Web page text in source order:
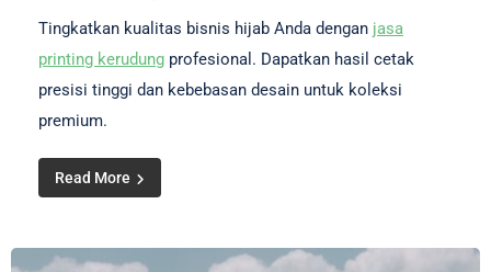
Tingkatkan kualitas bisnis hijab Anda dengan jasa
printing kerudung profesional. Dapatkan hasil cetak
presisi tinggi dan kebebasan desain untuk koleksi
premium.
Read More